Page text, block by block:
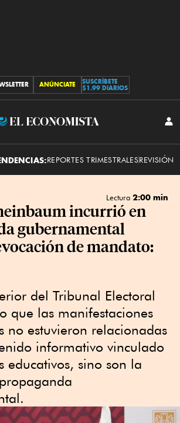
ANÚNCIATE
SUSCRÍBETE
$1.99 DIARIOS
El
REPORTES TRIMESTRALESREVISIÓN
Lectura 2:00 min
incurrió en
gubernamental
de mandato:
del Tribunal Electoral
que las manifestaciones
no estuvieron relacionadas
informativo vinculado
educativos, sino son la